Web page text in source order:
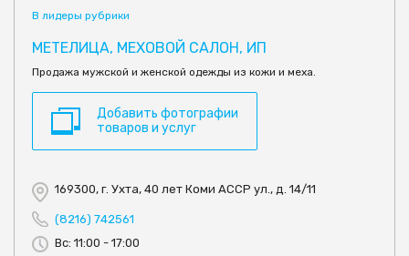
В лидеры рубрики
МЕТЕЛИЦА, МЕХОВОЙ САЛОН, ИП
Продажа мужской и женской одежды из кожи и меха.
Добавить фотографии
товаров и услуг
169300, г. Ухта, 40 лет Коми АССР ул., д. 14/11
(8216) 742561
Вс: 11:00 - 17:00